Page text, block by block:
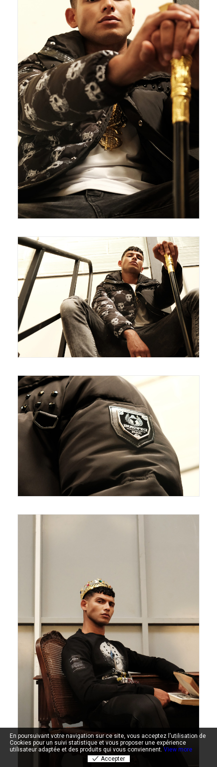
En poursuivant votre navigation sur ce site, vous acceptez l'utilisation de
Cookies pour un suivi statistique et vous proposer une expérience
utilisateur adaptée et des produits qui vous conviennent. View more
Accepter